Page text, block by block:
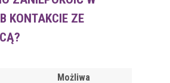
KONTAKCIE ZE
Możliwa